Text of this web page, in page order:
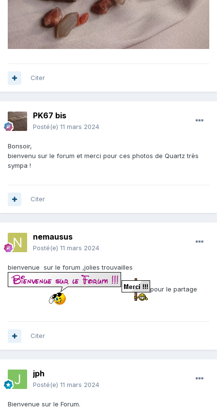
Citer
PK67 bis
Posté(e) 11 mars 2024
Bonsoir,
bienvenu sur le forum et merci pour ces photos de Quartz très
sympa !
Citer
nemausus
Posté(e) 11 mars 2024
bienvenue sur le forum ,jolies trouvailles
pour le partage
Citer
jph
Posté(e) 11 mars 2024
Bienvenue sur le Forum.